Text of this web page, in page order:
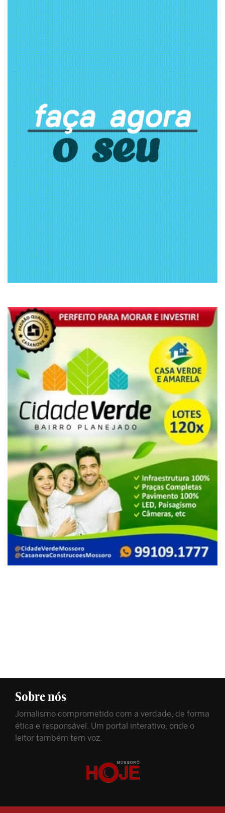
Sobre nós
Jornalismo comprometido com a verdade, de forma
ética e responsável. Um portal interativo, onde o
leitor também tem voz.